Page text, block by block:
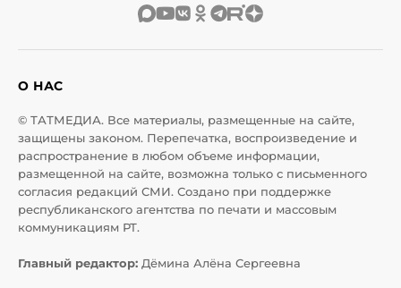
О НАС
© ТАТМЕДИА. Все материалы, размещенные на сайте,
защищены законом. Перепечатка, воспроизведение и
распространение в любом объеме информации,
размещенной на сайте, возможна только с письменного
согласия редакций СМИ. Создано при поддержке
республиканского агентства по печати и массовым
коммуникациям РТ.
Главный редактор: Дёмина Алёна Сергеевна